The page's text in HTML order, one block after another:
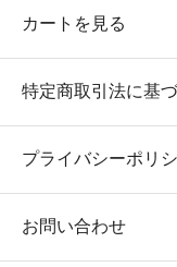
カートを見る
特定商取引法に基
プライバシーポリ
お問い合わせ